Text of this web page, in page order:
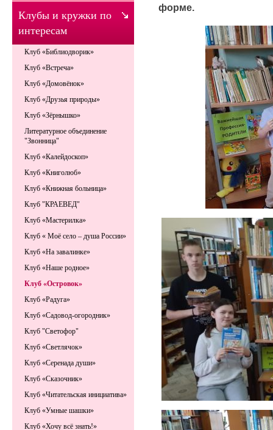
форме.
Клубы и кружки по
интересам
Клуб «Библиодворик»
Клуб «Встреча»
Клуб «Домовёнок»
Клуб «Друзья природы»
Клуб «Зёрнышко»
Литературное объединение
"Звонница"
Клуб «Калейдоскоп»
Клуб «Книголюб»
Клуб «Книжная больница»
Клуб "КРАЕВЕД"
Клуб «Мастерилка»
Клуб « Моё село – душа России»
Клуб «На завалинке»
Клуб «Наше родное»
Клуб «Островок»
Клуб «Радуга»
Клуб «Садовод-огородник»
Клуб "Светофор"
Клуб «Светлячок»
Клуб «Серенада души»
Клуб «Сказочник»
Клуб «Читательская инициатива»
Клуб «Умные шашки»
Клуб «Хочу всё знать!»